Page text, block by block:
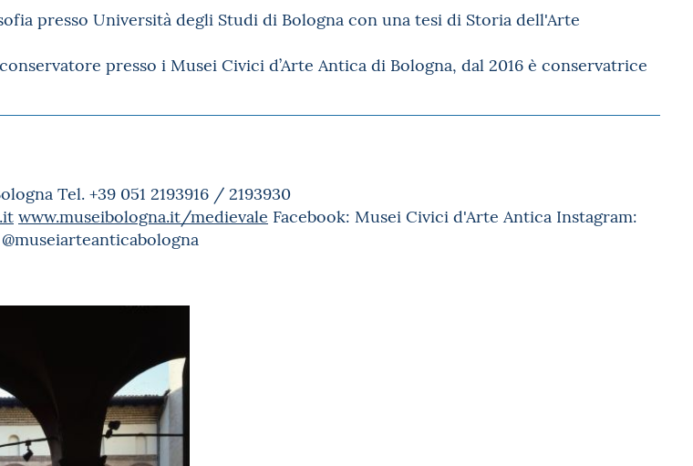
presso Università degli Studi di Bologna con una tesi di Storia dell'Arte
presso i Musei Civici d’Arte Antica di Bologna, dal 2016 è conservatrice
Tel. +39 051 2193916 / 2193930
www.museibologna.it/medievale Facebook: Musei Civici d'Arte Antica Instagram: